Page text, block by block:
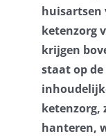
huisartsen
ketenzorg
krijgen
staat op
ketenzorg,
hanteren,